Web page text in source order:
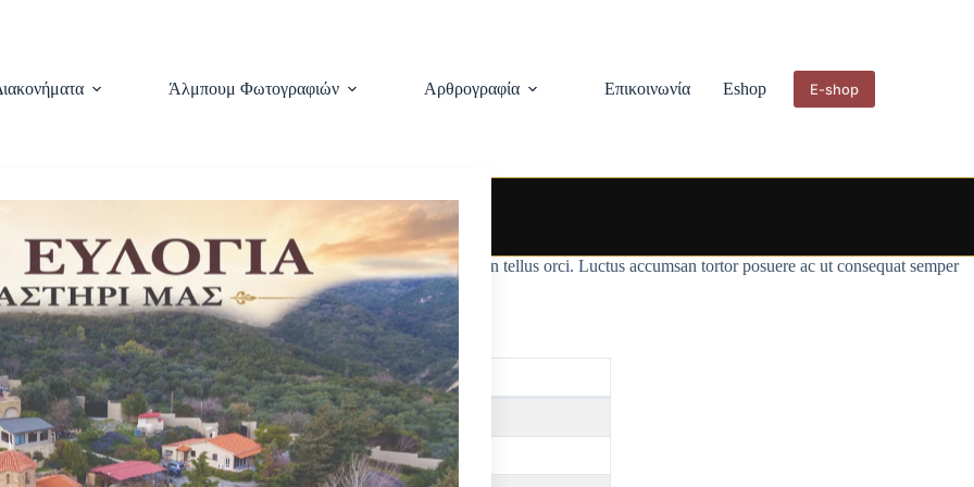
Άλμπουμ Φωτογραφιών Αρθρογραφία Επικοινωνία Eshop E-shop
ΚΑΝΤΕ ΜΙΑ ΔΩΡΕΑ
incididunt ut labore et dolore magna aliqua. Rutrum quisque non tellus orci. Luctus accumsan tortor posuere ac ut consequat semper
feugiat in fermentum posuere urna nec.
Last Name Profession
Entrepreneur
Web Designer